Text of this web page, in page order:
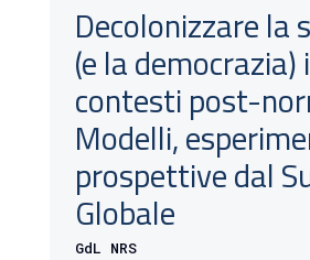
Decolonizzare la
(e la democrazia)
contesti post-
Modelli,
prospettive dal
Globale
GdL NRS